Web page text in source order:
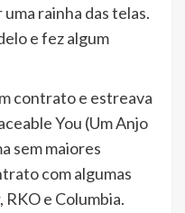
rainha das telas.
e fez algum
contrato e estreava
You (Um Anjo
sem maiores
com algumas
RKO e Columbia.